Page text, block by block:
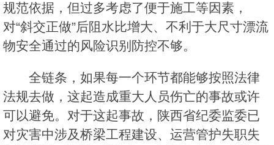
规范依据，但过多考虑了便于施工等因素，
对“斜交正做”后阻水比增大、不利于大尺寸漂流
物安全通过的风险识别防控不够。
全链条，如果每一个环节都能够按照法律
法规去做，这起造成重大人员伤亡的事故或许
可以避免。对于这起事故，陕西省纪委监委已
对灾害中涉及桥梁工程建设、运营管护失职失